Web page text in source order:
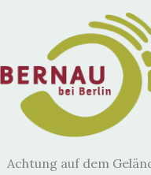
Achtung auf dem